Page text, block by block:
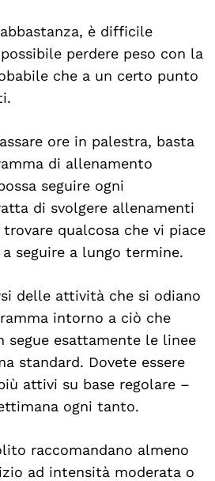
è difficile
perdere peso con la
che a un certo punto
ore in palestra, basta
di allenamento
seguire ogni
di svolgere allenamenti
qualcosa che vi piace
seguire a lungo termine.
delle attività che si odiano
intorno a ciò che
segue esattamente le linee
standard. Dovete essere
attivi su base regolare –
ogni tanto.
raccomandano almeno
ad intensità moderata o